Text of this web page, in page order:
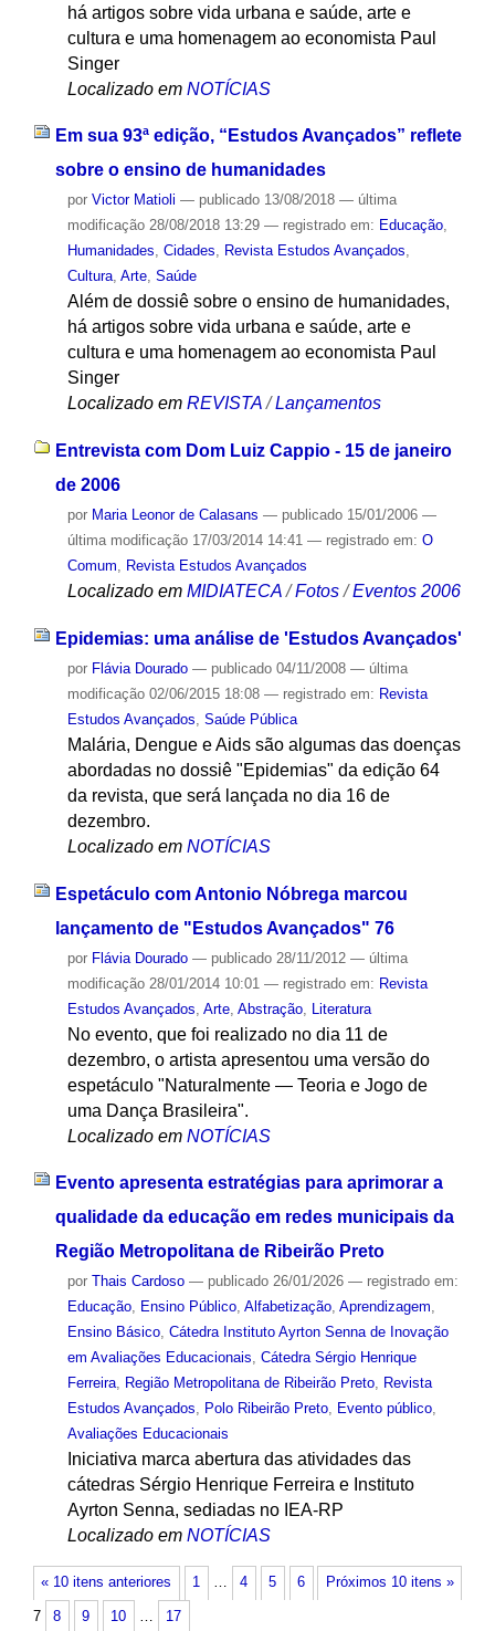
há artigos sobre vida urbana e saúde, arte e
cultura e uma homenagem ao economista Paul
Singer
Localizado em NOTÍCIAS
Em sua 93ª edição, “Estudos Avançados” reflete
sobre o ensino de humanidades
por Victor Matioli — publicado13/08/2018 — última
modificação28/08/2018 13:29 — registrado em: Educação,
Humanidades, Cidades, Revista Estudos Avançados,
Cultura, Arte, Saúde
Além de dossiê sobre o ensino de humanidades,
há artigos sobre vida urbana e saúde, arte e
cultura e uma homenagem ao economista Paul
Singer
Localizado em REVISTA /Lançamentos
Entrevista com Dom Luiz Cappio - 15 de janeiro
de 2006
por Maria Leonor de Calasans — publicado15/01/2006 —
última modificação17/03/2014 14:41 — registrado em: O
Comum, Revista Estudos Avançados
Localizado em MIDIATECA /Fotos /Eventos 2006
Epidemias: uma análise de 'Estudos Avançados'
por Flávia Dourado — publicado04/11/2008 — última
modificação02/06/2015 18:08 — registrado em: Revista
Estudos Avançados Saúde Pública
Malária, Dengue e Aids são algumas das doenças
abordadas no dossiê "Epidemias" da edição 64
da revista, que será lançada no dia 16 de
dezembro.
Localizado em NOTÍCIAS
Espetáculo com Antonio Nóbrega marcou
lançamento de "Estudos Avançados" 76
por Flávia Dourado — publicado28/11/2012 — última
modificação28/01/2014 10:01 — registrado em: Revista
Estudos Avançados Arte, Abstração, Literatura
No evento, que foi realizado no dia 11 de
dezembro, o artista apresentou uma versão do
espetáculo "Naturalmente — Teoria e Jogo de
uma Dança Brasileira".
Localizado em NOTÍCIAS
Evento apresenta estratégias para aprimorar a
qualidade da educação em redes municipais da
Região Metropolitana de Ribeirão Preto
por Thais Cardoso — publicado26/01/2026 — registrado em:
Educação, Ensino Público, Alfabetização, Aprendizagem,
Ensino Básico, Cátedra Instituto Ayrton Senna de Inovação
em Avaliações Educacionais, Cátedra Sérgio Henrique
Ferreira, Região Metropolitana de Ribeirão Preto, Revista
Estudos Avançados, Polo Ribeirão Preto, Evento público,
Avaliações Educacionais
Iniciativa marca abertura das atividades das
cátedras Sérgio Henrique Ferreira e Instituto
Ayrton Senna, sediadas no IEA-RP
Localizado em NOTÍCIAS
« 10 itens anteriores Próximos 10 itens »
1 … 4 5 6
7 8 9 10 … 17